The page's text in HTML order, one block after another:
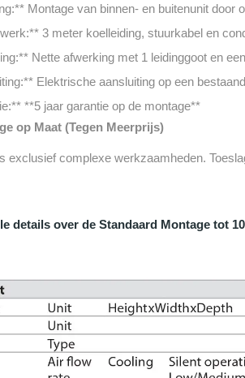
Montage van binnen- en buitenunit door
3 meter koelleiding, stuurkabel en
Nette afwerking met 1 leidinggoot en
Elektrische aansluiting op een
**5 jaar garantie op de montage**
op Maat (Tegen Meerprijs)
exclusief complexe werkzaamheden.
details over de Standaard Montage tot